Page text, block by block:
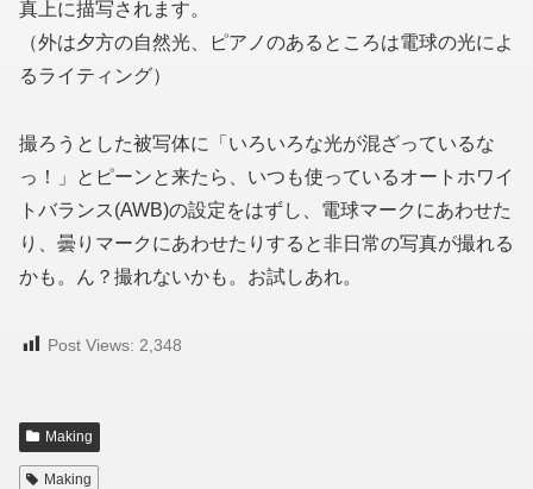
真上に描写されます。
（外は夕方の自然光、ピアノのあるところは電球の光によ
るライティング）
撮ろうとした被写体に「いろいろな光が混ざっているな
っ！」とピーンと来たら、いつも使っているオートホワイ
トバランス(AWB)の設定をはずし、電球マークにあわせた
り、曇りマークにあわせたりすると非日常の写真が撮れる
かも。ん？撮れないかも。お試しあれ。
Post Views: 2,348
Making
Making